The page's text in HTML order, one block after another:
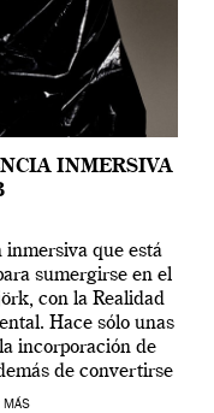
INMERSIVA
que está
sumergirse en el
con la Realidad
Hace sólo unas
incorporación de
de convertirse
relevantes […]
MÁS